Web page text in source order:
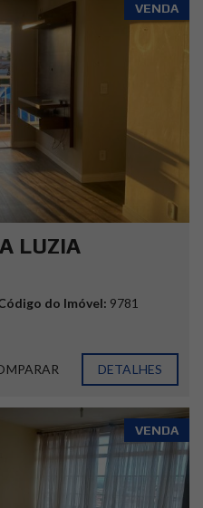
VENDA
LUZIA
do Imóvel: 9781
DETALHES
VENDA